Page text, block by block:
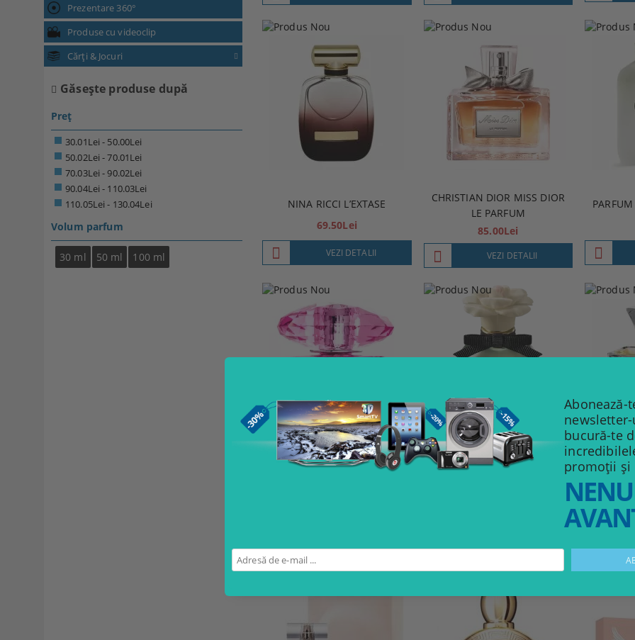
Prezentare 360°
Produse cu videoclip
Cărți & Jocuri
Găseşte produse după
Preț
30.01Lei - 50.00Lei
50.02Lei - 70.01Lei
70.03Lei - 90.02Lei
90.04Lei - 110.03Lei
110.05Lei - 130.04Lei
Volum parfum
30 ml 50 ml 100 ml
NINA RICCI L’EXTASE
69.50Lei
VEZI DETALII
CHRISTIAN DIOR MISS DIOR
LE PARFUM
85.00Lei
VEZI DETALII
VERSACE BRIGHT CRYSTAL
DOLCE & GABBANA DOLCE
Page 1 of 2
Abonează-
bucură-te
promoții și